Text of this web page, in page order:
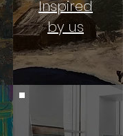
Inspired
by us